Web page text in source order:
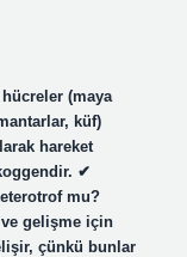
(maya
küf)
hareket
✔
mu?
ve gelişme için
çünkü bunlar